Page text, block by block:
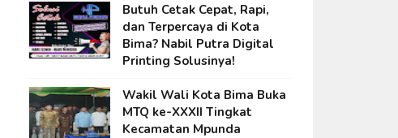
Butuh Cetak Cepat, Rapi,
dan Terpercaya di Kota
Bima? Nabil Putra Digital
Printing Solusinya!
Wakil Wali Kota Bima Buka
MTQ ke-XXXII Tingkat
Kecamatan Mpunda